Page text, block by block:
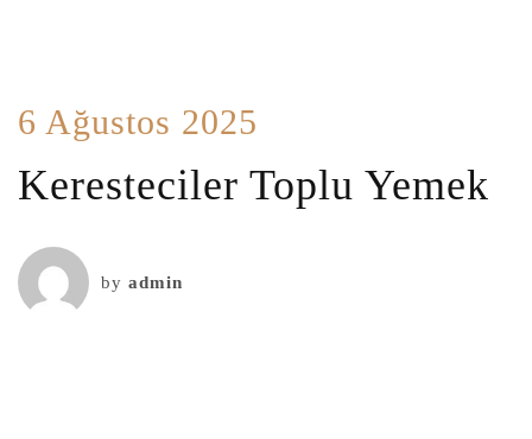
6 Ağustos 2025
Keresteciler Toplu Yemek
by admin